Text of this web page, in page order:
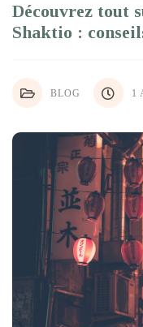
Découvrez tout
Shaktio :
BLOG 1